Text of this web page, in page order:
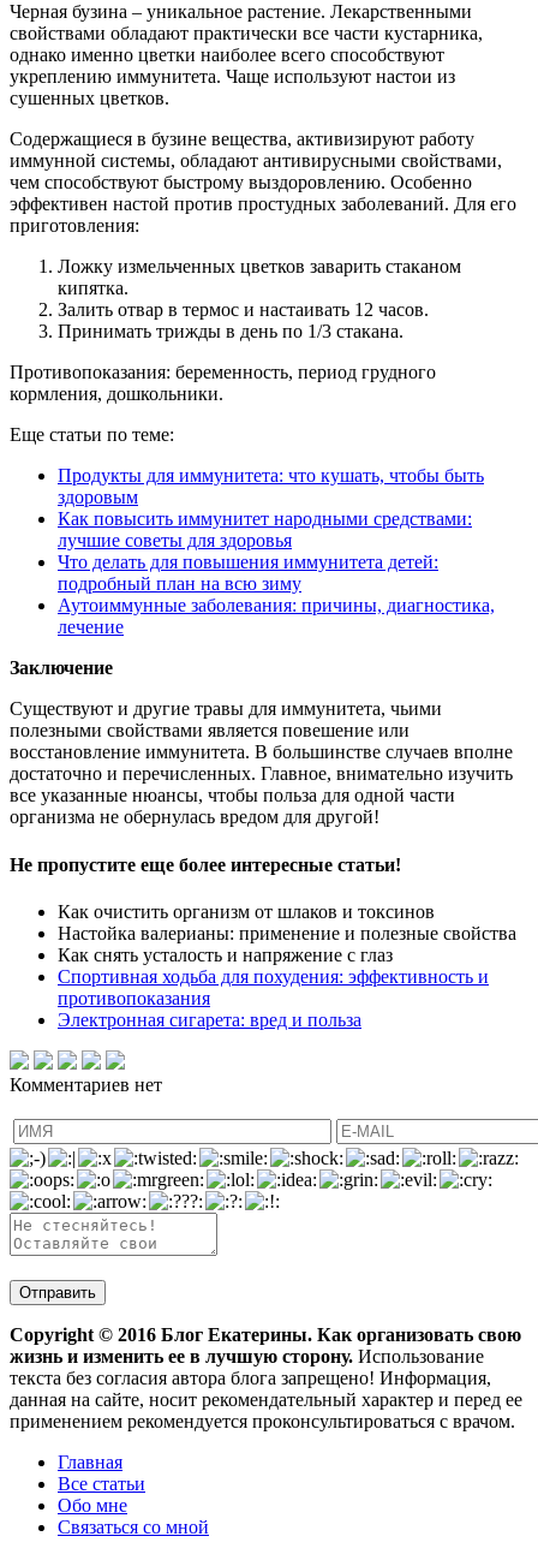
Черная бузина – уникальное растение. Лекарственными
свойствами обладают практически все части кустарника,
однако именно цветки наиболее всего способствуют
укреплению иммунитета. Чаще используют настои из
сушенных цветков.
Содержащиеся в бузине вещества, активизируют работу
иммунной системы, обладают антивирусными свойствами,
чем способствуют быстрому выздоровлению. Особенно
эффективен настой против простудных заболеваний. Для его
приготовления:
Ложку измельченных цветков заварить стаканом
кипятка.
Залить отвар в термос и настаивать 12 часов.
Принимать трижды в день по 1/3 стакана.
Противопоказания: беременность, период грудного
кормления, дошкольники.
Еще статьи по теме:
Продукты для иммунитета: что кушать, чтобы быть
здоровым
Как повысить иммунитет народными средствами:
лучшие советы для здоровья
Что делать для повышения иммунитета детей:
подробный план на всю зиму
Аутоиммунные заболевания: причины, диагностика,
лечение
Заключение
Существуют и другие травы для иммунитета, чьими
полезными свойствами является повешение или
восстановление иммунитета. В большинстве случаев вполне
достаточно и перечисленных. Главное, внимательно изучить
все указанные нюансы, чтобы польза для одной части
организма не обернулась вредом для другой!
Не пропустите еще более интересные статьи!
Как очистить организм от шлаков и токсинов
Настойка валерианы: применение и полезные свойства
Как снять усталость и напряжение с глаз
Спортивная ходьба для похудения: эффективность и
противопоказания
Электронная сигарета: вред и польза
Комментариев нет
Copyright © 2016 Блог Екатерины. Как организовать свою
жизнь и изменить ее в лучшую сторону. Использование
текста без согласия автора блога запрещено! Информация,
данная на сайте, носит рекомендательный характер и перед ее
применением рекомендуется проконсультироваться с врачом.
Главная
Все статьи
Обо мне
Связаться со мной